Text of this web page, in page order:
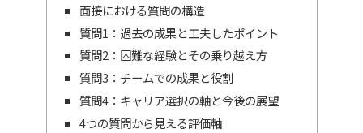
面接における質問の構造
質問1：過去の成果と工夫したポイント
質問2：困難な経験とその乗り越え方
質問3：チームでの成果と役割
質問4：キャリア選択の軸と今後の展望
4つの質問から見える評価軸